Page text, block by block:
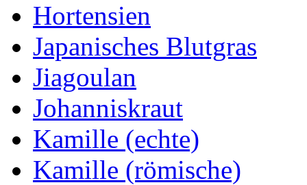
Hortensien
Japanisches Blutgras
Jiagoulan
Johanniskraut
Kamille (echte)
Kamille (römische)